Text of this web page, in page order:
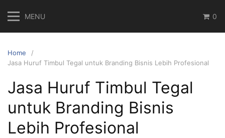
content
MENU 0
Home
Jasa Huruf Timbul Tegal untuk Branding Bisnis Lebih Profesional
Jasa Huruf Timbul Tegal
untuk Branding Bisnis
Lebih Profesional